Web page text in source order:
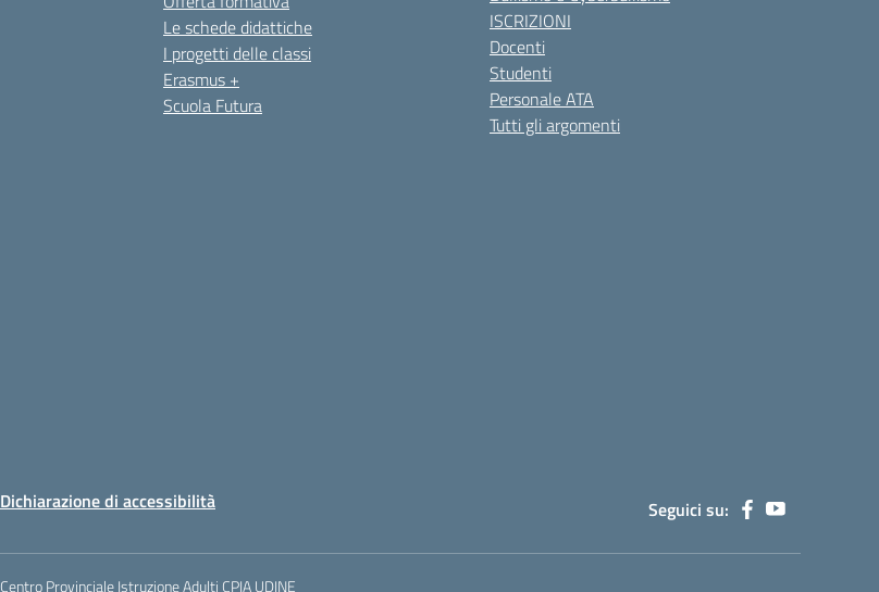
Le schede didattiche
I progetti delle classi
Erasmus +
Scuola Futura
ISCRIZIONI
Docenti
Studenti
Personale ATA
Tutti gli argomenti
Dichiarazione di accessibilità Seguici su:
Centro Provinciale Istruzione Adulti CPIA UDINE